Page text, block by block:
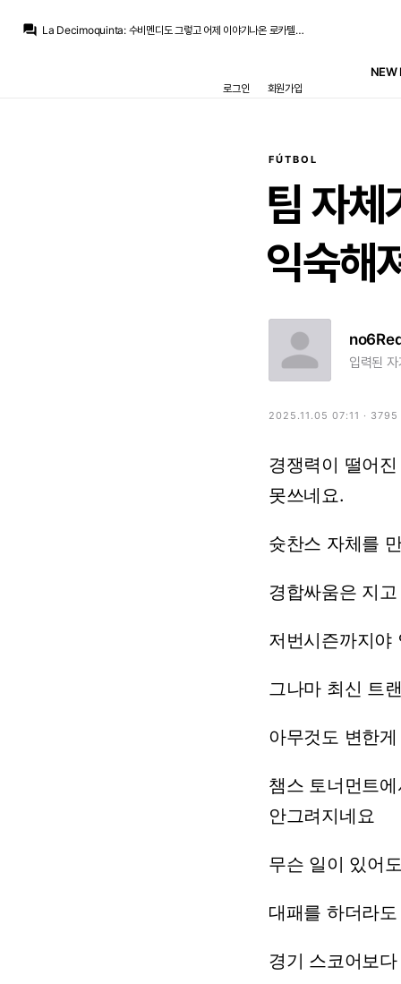
question_answer La Decimoquinta: 수비멘디도 그렇고 어제 이야기나온 로카텔리도 그렇고
수비멘디도 딱히 후방빌드업 잘하는게 아니라서 지금 아스날이 기마랑이스를 데리고 가는건데 수비멘디 링크는 왜 있는지도 잘...
뭐 루이스스켈리가 아예 미드로 전업해서 폼을 올리면 경쟁 상대가 많아지긴 하는데...
NEW
로그인 회원가입
FÚTBOL
팀 자체
익숙해
입력된
2025.11.05 07:11 · 3795
경쟁력이 떨어진
못쓰네요.
슛찬스 자체를
경합싸움은 지고
저번시즌까지야
그나마 최신 트
아무것도 변한게
챔스 토너먼트
안그려지네요
무슨 일이 있어
대패를 하더라도
경기 스코어보다